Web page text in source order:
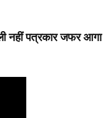
नहीं पत्रकार जफर आगा